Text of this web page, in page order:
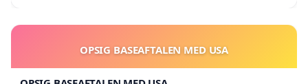
OPSIG BASEAFTALEN MED USA